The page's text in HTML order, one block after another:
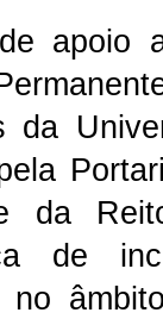
apoio
da
da
de
no